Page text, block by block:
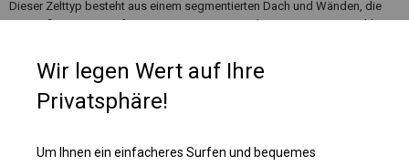
Dieser Zelttyp besteht aus einem segmentierten Dach und Wänden, die
mit großen Sprossenfenstern ausgestattet sind. Es ist eine gute Wahl,
organisieren. Dann können wir einmal ein kleineres Zelt aufstellen oder
mehr Segmente hinzufügen, um mehr Platz zu schaffen.
Wir legen Wert auf Ihre
Privatsphäre!
Um Ihnen ein einfacheres Surfen und bequemes